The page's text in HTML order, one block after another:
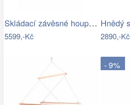
Skládací závěsné houpací křeslo…
5599,-Kč 2890,-Kč
- 9%